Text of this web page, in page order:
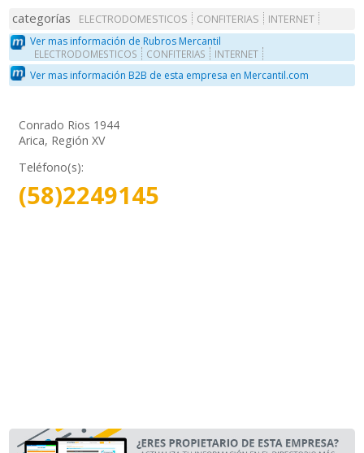
categorías ELECTRODOMESTICOS CONFITERIAS
INTERNET
Ver mas información de Rubros Mercantil
ELECTRODOMESTICOS CONFITERIAS INTERNET
Ver mas información B2B de esta empresa en Mercantil.com
Conrado Rios 1944
Arica, Región XV
Teléfono(s):
(58)2249145